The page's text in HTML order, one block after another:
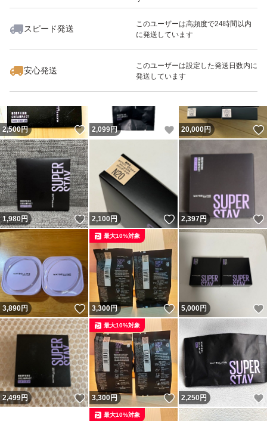
スピード発送
このユーザーは高頻度で24時間以内
に発送しています
安心発送
このユーザーは設定した発送日数内に
発送しています
いいね！
2,050
2,500円 いいね！
2,099円 いいね！
20,000円
1,980円 いいね！
2,100円 いいね！
2,397円
3,890円 いいね！
3,300円 いいね！
最大10%対象
5,000円
2,499円 いいね！
3,300円 いいね！
最大10%対象
2,250円
最大10%対象